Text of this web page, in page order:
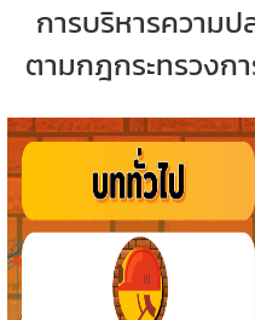
การบริหารความ
ตามกฎกระทรวงก